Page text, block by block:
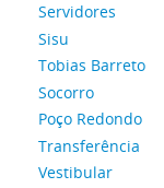
Servidores
Sisu
Tobias Barreto
Socorro
Poço Redondo
Transferência
Vestibular